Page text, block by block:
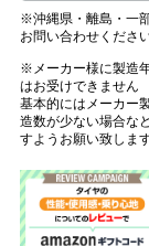
※沖縄県・離島・一
お問い合わせください
※メーカー様に製造
はお受けできません
基本的にはメーカー
造数が少ない場合な
すようお願い致します